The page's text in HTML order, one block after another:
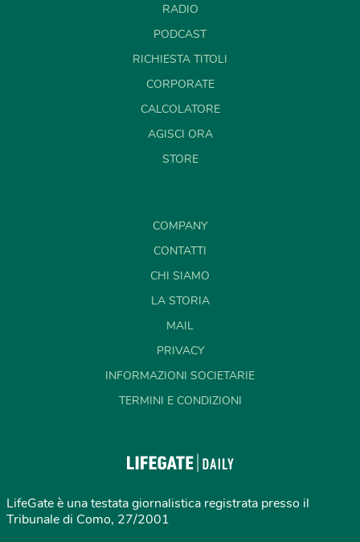
RADIO
PODCAST
RICHIESTA TITOLI
CORPORATE
CALCOLATORE
AGISCI ORA
STORE
COMPANY
CONTATTI
CHI SIAMO
LA STORIA
MAIL
PRIVACY
INFORMAZIONI SOCIETARIE
TERMINI E CONDIZIONI
LifeGate è una testata giornalistica registrata presso il
Tribunale di Como, 27/2001